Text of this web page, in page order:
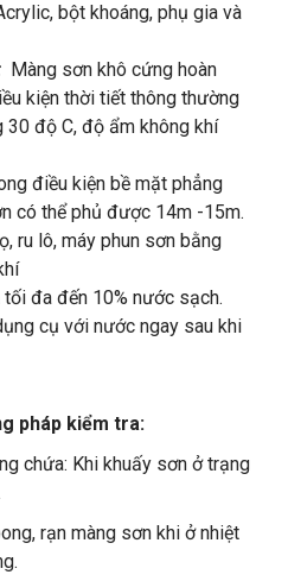
bột khoáng, phụ gia và
Màng sơn khô cứng hoàn
kiện thời tiết thông thường
độ C, độ ẩm không khí
điều kiện bề mặt phẳng
có thể phủ được 14m -15m.
ru lô, máy phun sơn bằng
tối đa đến 10% nước sạch.
cụ với nước ngay sau khi
pháp kiểm tra:
chứa: Khi khuấy sơn ở trạng
rạn màng sơn khi ở nhiệt